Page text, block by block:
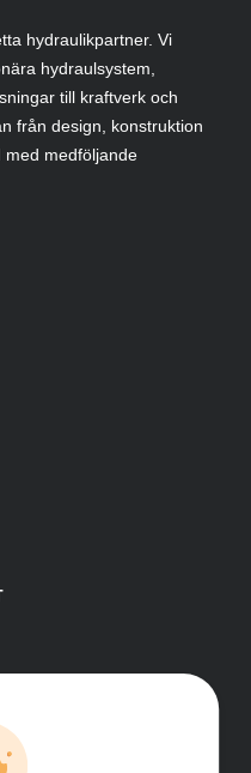
hydraulikpartner. Vi
hydraulsystem,
till kraftverk och
från design, konstruktion
med medföljande